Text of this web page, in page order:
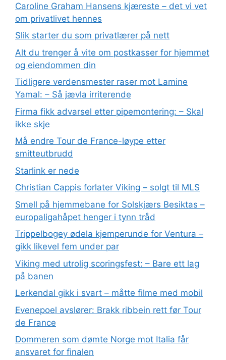
Caroline Graham Hansens kjæreste – det vi vet
om privatlivet hennes
Slik starter du som privatlærer på nett
Alt du trenger å vite om postkasser for hjemmet
og eiendommen din
Tidligere verdensmester raser mot Lamine
Yamal: – Så jævla irriterende
Firma fikk advarsel etter pipemontering: – Skal
ikke skje
Må endre Tour de France-løype etter
smitteutbrudd
Starlink er nede
Christian Cappis forlater Viking – solgt til MLS
Smell på hjemmebane for Solskjærs Besiktas –
europaligahåpet henger i tynn tråd
Trippelbogey ødela kjemperunde for Ventura –
gikk likevel fem under par
Viking med utrolig scoringsfest: – Bare ett lag
på banen
Lerkendal gikk i svart – måtte filme med mobil
Evenepoel avslører: Brakk ribbein rett før Tour
de France
Dommeren som dømte Norge mot Italia får
ansvaret for finalen